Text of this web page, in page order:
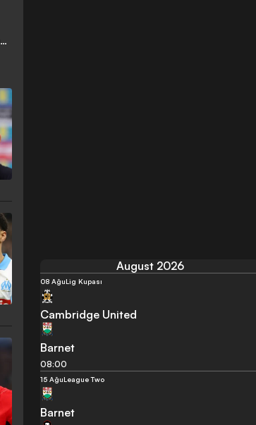
August 2026
08 AğuLig Kupası
Cambridge United
Barnet
08:00
15 AğuLeague Two
Barnet